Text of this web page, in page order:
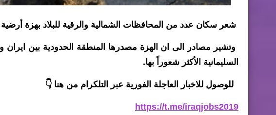
شعر سكان عدد من المحافظات الشمالية والرقية للبلاد بهزة أرضية
السليمانية الأكثر شعوراً بها.
للوصول للاخبار العاجلة الفورية عبر التلكرام من هنا 👇
https://t.me/iraqjobs2019